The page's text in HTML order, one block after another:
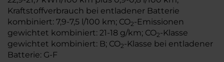
Kraftstoffverbrauch bei entladener Batterie
kombiniert: 7,9-7,5 l/100 km; CO2-Emissionen
gewichtet kombiniert: 21-18 g/km; CO2-Klasse
gewichtet kombiniert: B; CO2-Klasse bei entladener
Batterie: G-F